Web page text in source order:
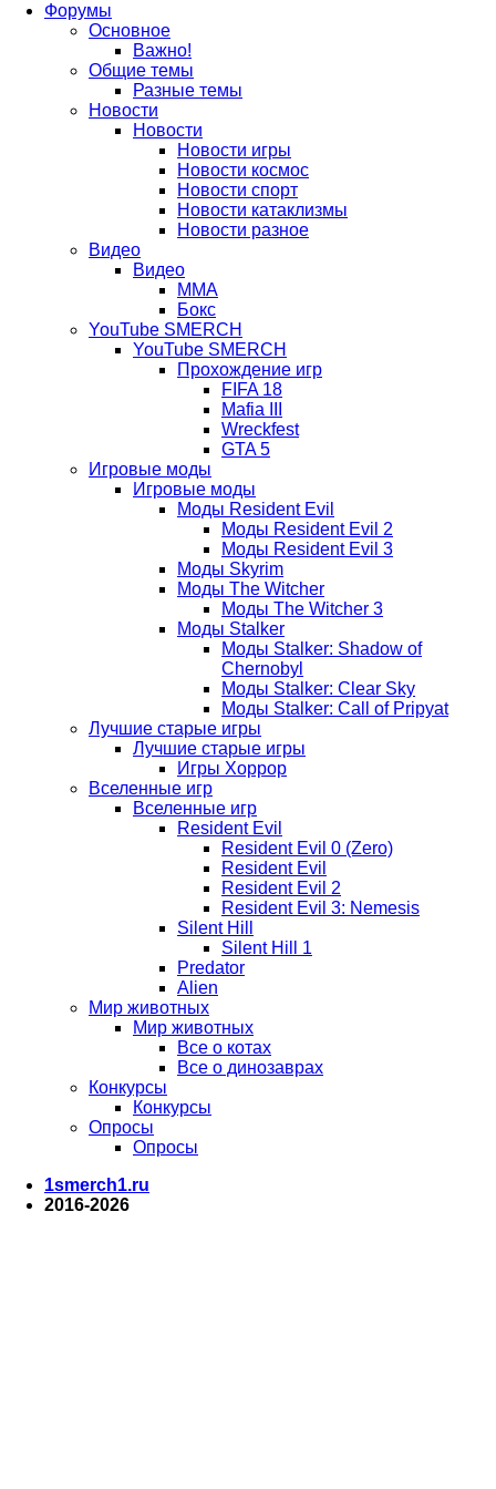
вкладке)
новой
вкладке)
новой
вкладке)
Форумы
Основное
Важно!
Общие темы
Разные темы
Новости
Новости
Новости игры
Новости космос
Новости спорт
Новости катаклизмы
Новости разное
Видео
Видео
ММА
Бокс
YouTube SMERCH
YouTube SMERCH
Прохождение игр
FIFA 18
Mafia III
Wreckfest
GTA 5
Игровые моды
Игровые моды
Моды Resident Evil
Моды Resident Evil 2
Моды Resident Evil 3
Моды Skyrim
Моды The Witcher
Моды The Witcher 3
Моды Stalker
Моды Stalker: Shadow of
Chernobyl
Моды Stalker: Clear Sky
Моды Stalker: Call of Pripyat
Лучшие старые игры
Лучшие старые игры
Игры Хоррор
Вселенные игр
Вселенные игр
Resident Evil
Resident Evil 0 (Zero)
Resident Evil
Resident Evil 2
Resident Evil 3: Nemesis
Silent Hill
Silent Hill 1
Predator
Alien
Мир животных
Мир животных
Все о котах
Все о динозаврах
Конкурсы
Конкурсы
Опросы
Опросы
1smerch1.ru
2016-2026